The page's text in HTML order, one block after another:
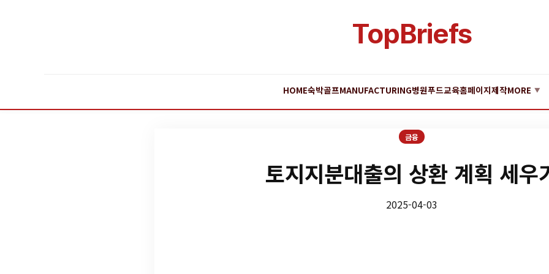
TopBriefs
HOME숙박골프MANUFACTURING병원푸드교육홈페이지제작MORE ▼
금융
토지지분대출의 상환 계획 세우
2025-04-03